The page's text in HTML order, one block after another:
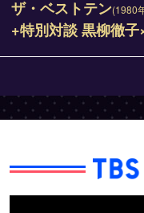
ザ・ベストテン(1980
+特別対談 黒柳徹